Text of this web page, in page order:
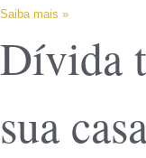
Saiba mais »
Dívida
sua